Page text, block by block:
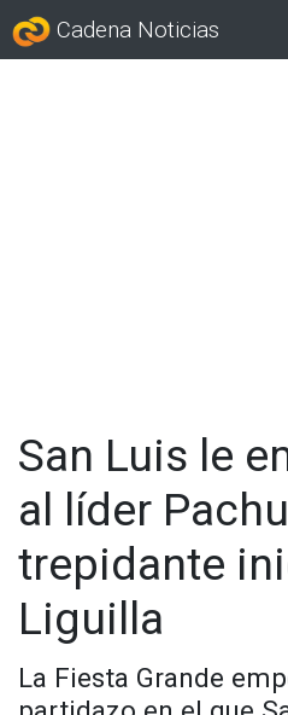
Cadena Noticias
San Luis le
al líder
trepidante
Liguilla
La Fiesta Grande